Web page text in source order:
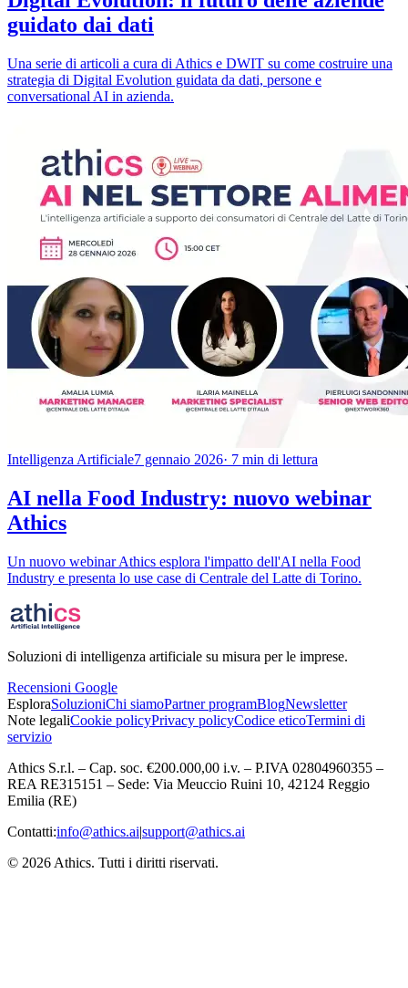
guidato dai dati
Una serie di articoli a cura di Athics e DWIT su come costruire una
strategia di Digital Evolution guidata da dati, persone e
conversational AI in azienda.
Intelligenza Artificiale7 gennaio 2026· 7 min di lettura
AI nella Food Industry: nuovo webinar
Athics
Un nuovo webinar Athics esplora l'impatto dell'AI nella Food
Industry e presenta lo use case di Centrale del Latte di Torino.
Soluzioni di intelligenza artificiale su misura per le imprese.
Recensioni Google
EsploraSoluzioniChi siamoPartner programBlogNewsletter
Note legaliCookie policyPrivacy policyCodice eticoTermini di
servizio
Athics S.r.l. – Cap. soc. €200.000,00 i.v. – P.IVA 02804960355 –
REA RE315151 – Sede: Via Meuccio Ruini 10, 42124 Reggio
Emilia (RE)
Contatti:info@athics.ai|support@athics.ai
© 2026 Athics. Tutti i diritti riservati.